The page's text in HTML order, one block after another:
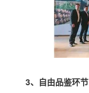
3、自由品鉴环节